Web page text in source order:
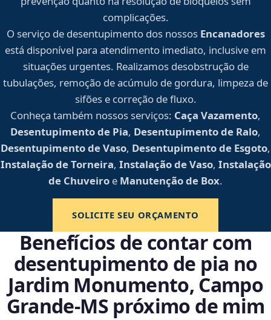
complicações.
O serviço de desentupimento dos nossos Encanadores
está disponível para atendimento imediato, inclusive em
situações urgentes. Realizamos desobstrução de
tubulações, remoção de acúmulo de gordura, limpeza de
sifões e correção de fluxo.
Conheça também nossos serviços: Caça Vazamento,
Desentupimento de Pia, Desentupimento de Ralo,
Desentupimento de Vaso, Desentupimento de Esgoto,
Instalação de Torneira, Instalação de Vaso, Instalação
de Chuveiro e Manutenção de Box.
SOLICITE SEU ORÇAMENTO
Benefícios de contar com
desentupimento de pia no
Jardim Monumento, Campo
Grande‑MS próximo de mim